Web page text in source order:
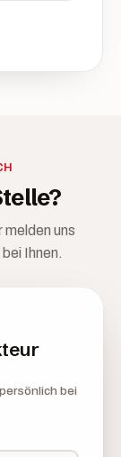
melden uns
Ihnen.
bei